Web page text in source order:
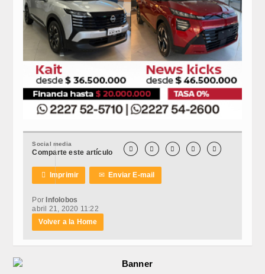
Social media
Comparte este artículo     
 Imprimir ✉Enviar E-mail
Por Infolobos
abril 21, 2020 11:22
Volver a la Home